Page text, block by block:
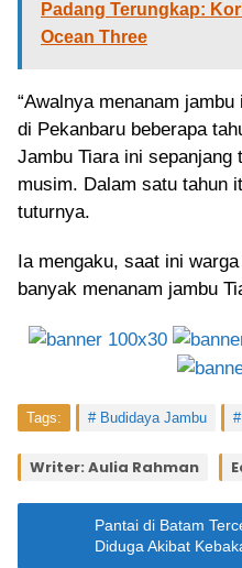
Padang Terungkap:
Ocean Three
“Awalnya menanam
di Pekanbaru beberapa
Jambu Tiara ini sepanjang
musim. Dalam satu tahun
tuturnya.
Ia mengaku, saat ini
banyak menanam jambu
Tags: Budidaya Jambu
Writer: Aulia Rahman
Pantai di Batam
Diduga Akibat